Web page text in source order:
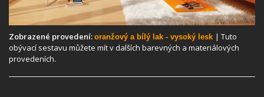
Zobrazené provedení: oranžový a bílý lak - vysoký lesk | Tuto
obývací sestavu můžete mít v dalších barevných a materiálových
provedeních.